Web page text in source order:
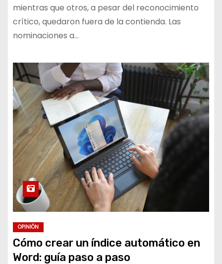
mientras que otros, a pesar del reconocimiento
crítico, quedaron fuera de la contienda. Las
nominaciones a…
OPINIÓN
Cómo crear un índice automático en
Word: guía paso a paso